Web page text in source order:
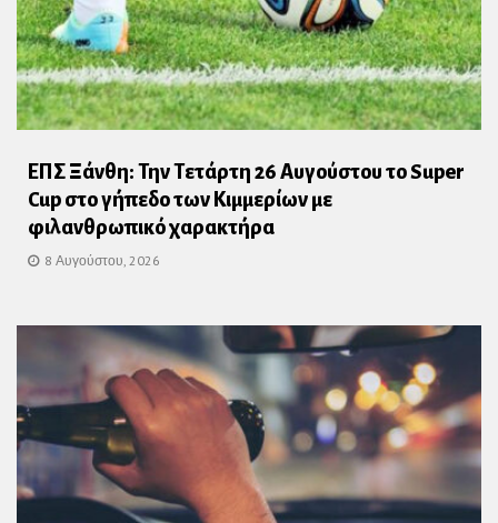
ΕΠΣ Ξάνθη: Την Τετάρτη 26 Αυγούστου το Super
Cup στο γήπεδο των Κιμμερίων με
φιλανθρωπικό χαρακτήρα
8 Αυγούστου, 2026